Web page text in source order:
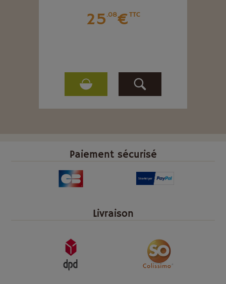
25.08€TTC
Paiement sécurisé
Livraison